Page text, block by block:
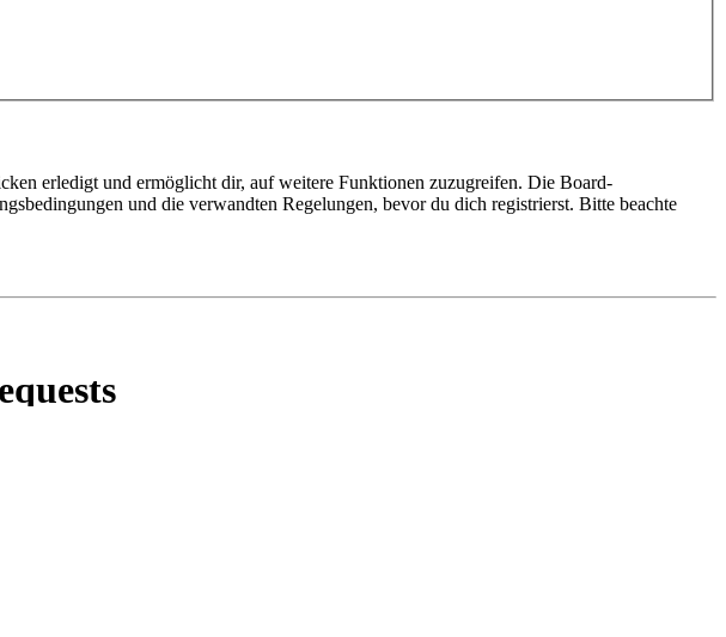
erledigt und ermöglicht dir, auf weitere Funktionen zuzugreifen. Die Board-
und die verwandten Regelungen, bevor du dich registrierst. Bitte beachte